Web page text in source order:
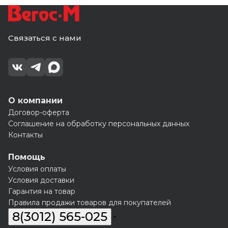
Связаться с нами
О компании
Договор-оферта
Соглашение на обработку персональных данных
Контакты
Помощь
Условия оплаты
Условия доставки
Гарантия на товар
Правила продажи товаров для покупателей
8(3012) 565-025